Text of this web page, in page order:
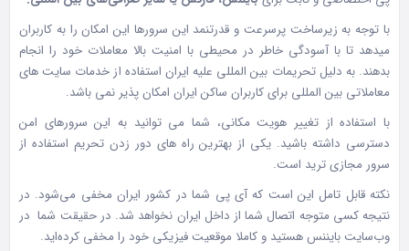
با توجه به زیرساخت پرسرعت و قدرتنمد این سرورها این امکان را به کاربران
میدهد تا با آسودگی خاطر در محیطی با امنیت بالا معاملات خود را انجام
بدهند. به دلیل تحریمات بین المللی علیه ایران استفاده از خدمات سایت های
معاملاتی بین المللی برای کاربران ساکن ایران امکان پذیر نمی باشد.
با استفاده از تغییر هویت مکانی، شما می توانید به این سرورهای امن
دسترسی داشته باشید. یکی از بهترین راه های دور زدن تحریم استفاده از
سرور مجازی ترید است.
نکته قابل تامل این است که آی پی شما در کشور ایران مخفی می‌شود. در
نتیجه کسی متوجه اتصال شما از داخل ایران نخواهد شد. در حقیقت شما در
وب‌سایت بایننس هستید و کاملا موقعیت فیزیکی خود را مخفی کرده‌اید.